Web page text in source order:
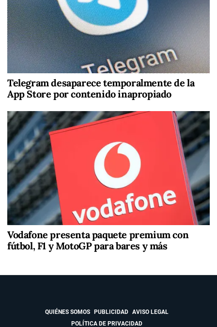
Telegram desaparece temporalmente de la
App Store por contenido inapropiado
Vodafone presenta paquete premium con
fútbol, F1 y MotoGP para bares y más
QUIÉNES SOMOS PUBLICIDAD
AVISO LEGAL
POLÍTICA DE PRIVACIDAD